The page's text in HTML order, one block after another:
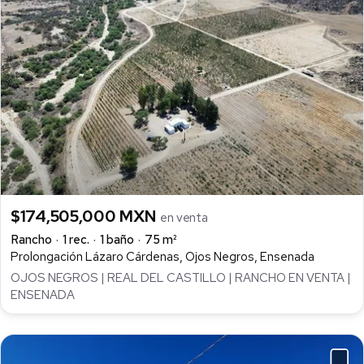
$174,505,000 MXN en venta
Rancho
1 rec. 1 baño
75 m²
Prolongación Lázaro Cárdenas, Ojos Negros, Ensenada
OJOS NEGROS | REAL DEL CASTILLO | RANCHO EN VENTA |
ENSENADA